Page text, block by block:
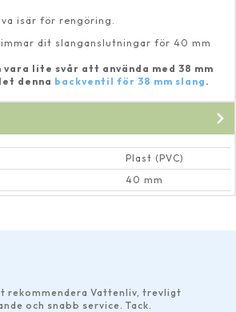
isär för rengöring.
dit slanganslutningar för 40 mm
vara lite svår att använda med 38 mm
denna backventil för 38 mm slang .
Plast (PVC)
40 mm
rekommendera Vattenliv, trevligt
och snabb service. Tack.